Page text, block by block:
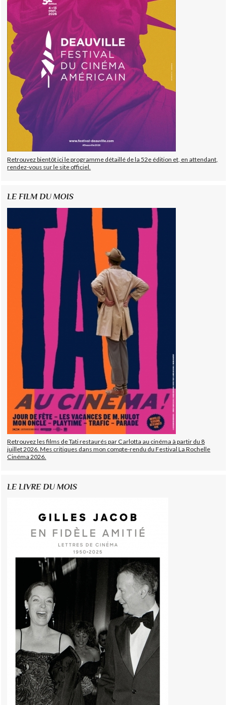
Retrouvez bientôt ici le programme détaillé de la 52e édition et, en attendant,
rendez-vous sur le site officiel.
LE FILM DU MOIS
Retrouvez les films de Tati restaurés par Carlotta au cinéma à partir du 8
juillet 2026. Mes critiques dans mon compte-rendu du Festival La Rochelle
Cinéma 2026.
LE LIVRE DU MOIS